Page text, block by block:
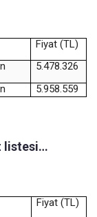
Fiyat (TL)
5.478.326
5.958.559
listesi…
Fiyat (TL)